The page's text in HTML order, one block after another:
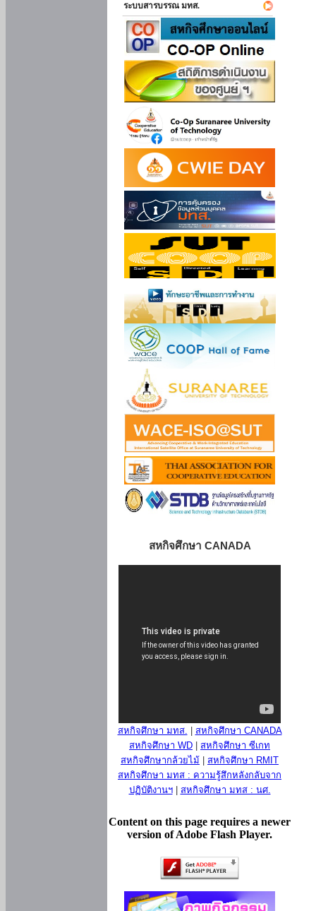
ระบบสารบรรณ มทส.
สหกิจศึกษา CANADA
สหกิจศึกษา มทส.
สหกิจศึกษา CANADA
สหกิจศึกษา WD
สหกิจศึกษา ซีเกท
สหกิจศึกษากล้วยไม้
สหกิจศึกษา RMIT
สหกิจศึกษา มทส : ความรู้สึกหลังกลับจาก
ปฏิบัติงานฯ| สหกิจศึกษา มทส : นศ.
Content on this page requires a newer
version of Adobe Flash Player.